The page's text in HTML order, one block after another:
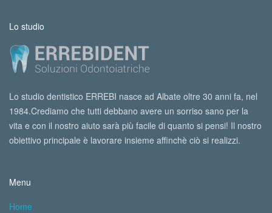
Lo studio
Lo studio dentistico ERREBI nasce ad Albate oltre 30 anni fa, nel
1984.Crediamo che tutti debbano avere un sorriso sano per la
vita e con il nostro aiuto sarà più facile di quanto si pensi! Il nostro
obiettivo principale è lavorare insieme affinchè ciò si realizzi.
Menu
Home